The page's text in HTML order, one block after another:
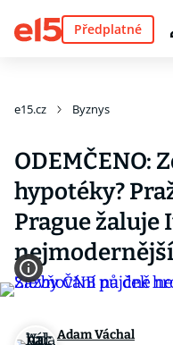
Předplatné
e15.cz Byznys
ODEMČENO:
hypotéky?
Prague žaluje
Adam Váchal